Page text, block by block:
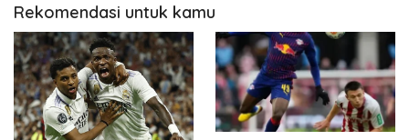
Rekomendasi untuk kamu